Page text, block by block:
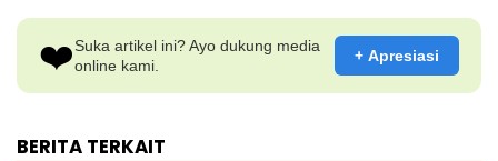
❤️Suka artikel ini? Ayo dukung media
online kami.
+ Apresiasi
BERITA TERKAIT